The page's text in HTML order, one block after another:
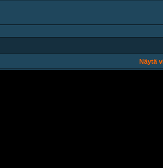
Näytä